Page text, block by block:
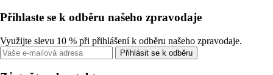
Přihlaste se k odběru našeho zpravodaje
Využijte slevu 10 % při přihlášení k odběru našeho zpravodaje.
Přihlásit se k odběru